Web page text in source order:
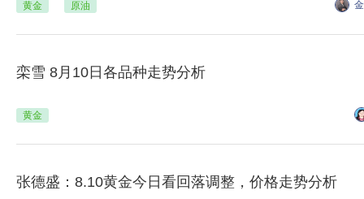
黄金 原油
栾雪 8月10日各品种走势分析
黄金
张德盛：8.10黄金今日看回落调整，价格走势分析